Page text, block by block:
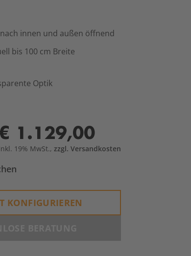
innen und außen öffnend
bis 100 cm Breite
Optik
1.129,00
19% MwSt., zzgl. Versandkosten
KONFIGURIEREN
abschließen: 5